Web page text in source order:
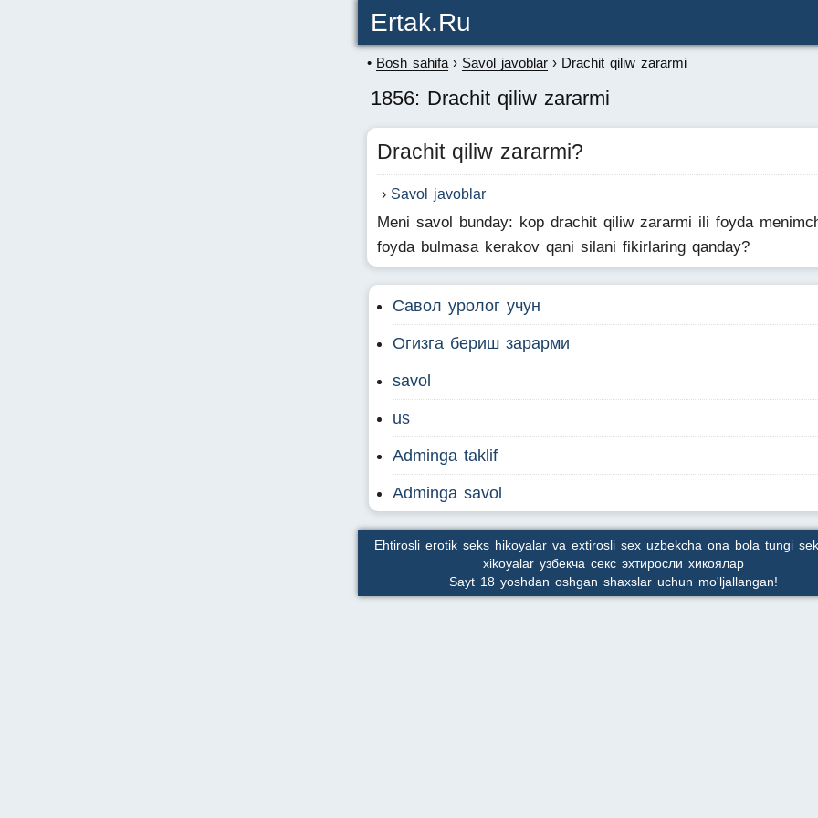
Ertak.ru
Bosh sahifa Savol javoblar Drachit qiliw zararmi
1856: Drachit qiliw zararmi
Drachit qiliw zararmi?
Savol javoblar
Meni savol bunday: kop drachit qiliw zararmi ili foyda
foyda bulmasa kerakov qani silani fikirlaring qanday?
Савол уролог учун
Огизга бериш зарарми
savol
us
Adminga taklif
Adminga savol
Ehtirosli erotik seks hikoyalar va extirosli sex uzbekcha ona bola tungi
xikoyalar узбекча секс эхтиросли хикоялар
Sayt 18 yoshdan oshgan shaxslar uchun mo'ljallangan!